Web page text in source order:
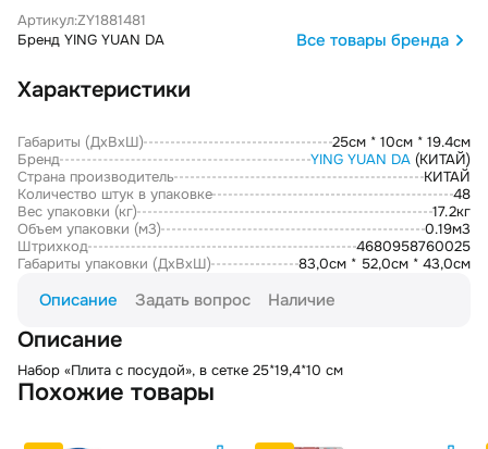
Артикул:ZY1881481
Бренд YING YUAN DA
Все товары бренда
Характеристики
Габариты (ДxВxШ)
25см * 10см * 19.4см
Бренд
YING YUAN DA (КИТАЙ)
Страна производитель
КИТАЙ
Количество штук в упаковке
48
Вес упаковки (кг)
17.2кг
Объем упаковки (м3)
0.19м3
Штрихкод
4680958760025
Габариты упаковки (ДxВxШ)
83,0см * 52,0см * 43,0см
Описание Задать вопрос Наличие
Описание
Набор «Плита с посудой», в сетке 25*19,4*10 см
Похожие товары